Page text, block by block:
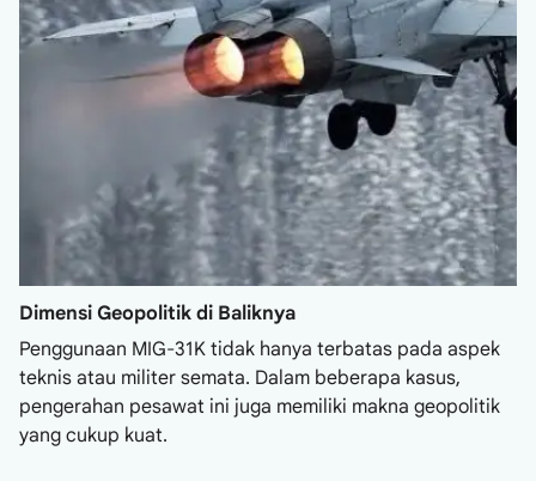
Dimensi Geopolitik di Baliknya
Penggunaan MIG-31K tidak hanya terbatas pada aspek
teknis atau militer semata. Dalam beberapa kasus,
pengerahan pesawat ini juga memiliki makna geopolitik
yang cukup kuat.